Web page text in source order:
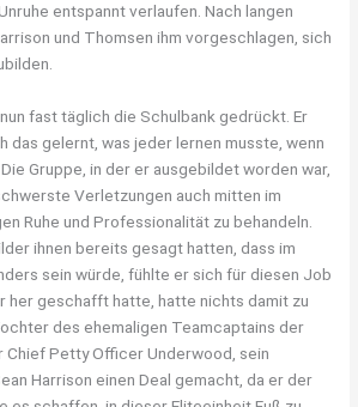
entspannt verlaufen. Nach langen
und Thomsen ihm vorgeschlagen, sich
fast täglich die Schulbank gedrückt. Er
das gelernt, was jeder lernen musste, wenn
Gruppe, in der er ausgebildet worden war,
Verletzungen auch mitten im
Ruhe und Professionalität zu behandeln.
ihnen bereits gesagt hatten, dass im
sein würde, fühlte er sich für diesen Job
her geschafft hatte, hatte nichts damit zu
des ehemaligen Teamcaptains der
Chief Petty Officer Underwood, sein
Harrison einen Deal gemacht, da er der